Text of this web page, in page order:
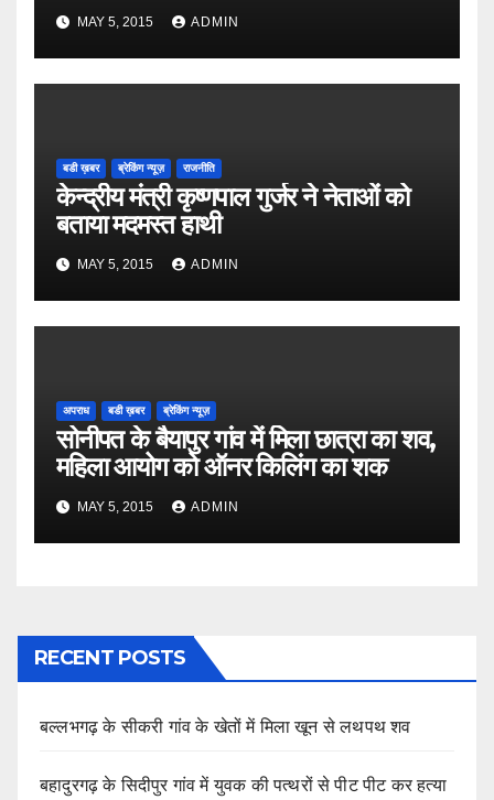
MAY 5, 2015 ADMIN
बडी ख़बर ब्रेकिंग न्यूज़ राजनीति
केन्द्रीय मंत्री कृष्णपाल गुर्जर ने नेताओं को
बताया मदमस्त हाथी
MAY 5, 2015 ADMIN
अपराध बडी ख़बर ब्रेकिंग न्यूज़
सोनीपत के बैयापुर गांव में मिला छात्रा का शव,
महिला आयोग को ऑनर किलिंग का शक
MAY 5, 2015 ADMIN
RECENT POSTS
बल्लभगढ़ के सीकरी गांव के खेतों में मिला खून से लथपथ शव
बहादुरगढ़ के सिदीपुर गांव में युवक की पत्थरों से पीट पीट कर हत्या